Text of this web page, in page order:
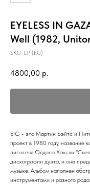
EYELESS IN
Well (1982,
SKU: LP (EU)
4800,00 р.
EIG - это Мартин Бэйтс и
проект в 1980 году, название
писателя Олдоса Хаксли
дискографии дуэта, и она
музыке. Альбом наполнен
инструментами и разного